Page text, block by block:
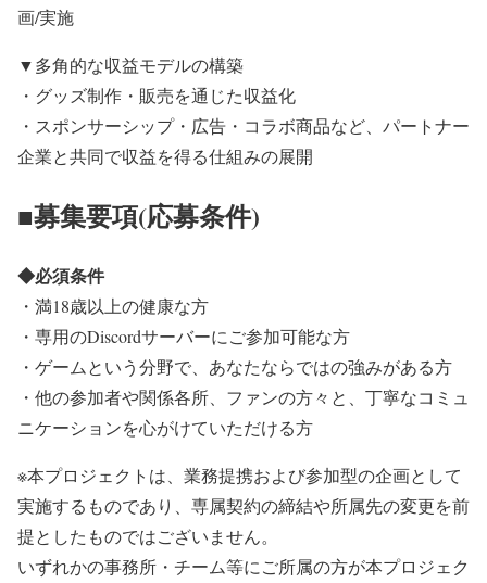
画/実施
▼多角的な収益モデルの構築
・グッズ制作・販売を通じた収益化
・スポンサーシップ・広告・コラボ商品など、パートナー
企業と共同で収益を得る仕組みの展開
■募集要項(応募条件)
◆必須条件
・満18歳以上の健康な方
・専用のDiscordサーバーにご参加可能な方
・ゲームという分野で、あなたならではの強みがある方
・他の参加者や関係各所、ファンの方々と、丁寧なコミュ
ニケーションを心がけていただける方
※本プロジェクトは、業務提携および参加型の企画として
実施するものであり、専属契約の締結や所属先の変更を前
提としたものではございません。
いずれかの事務所・チーム等にご所属の方が本プロジェク